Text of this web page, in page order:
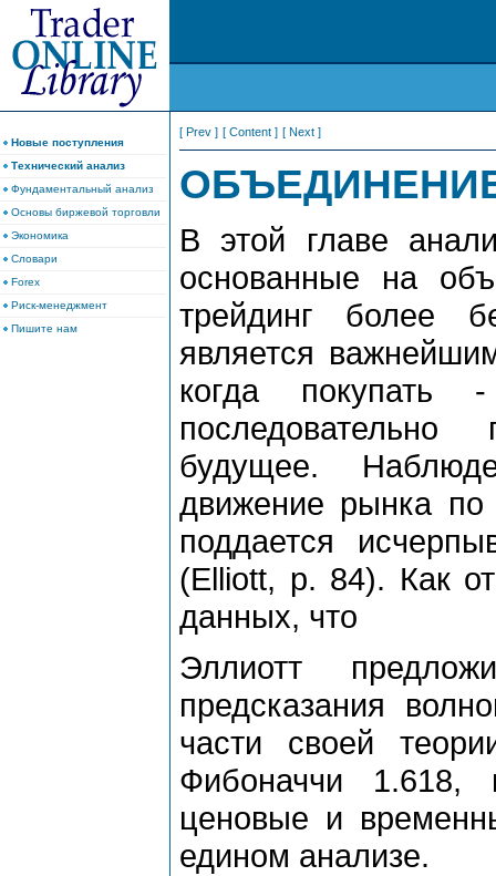
Новые поступления
Технический анализ
Фундаментальный анализ
Основы биржевой торговли
Экономика
Словари
Forex
Риск-менеджмент
Пишите нам
[ Prev ] [ Content ] [ Next ]
В этой главе
основанные на
тpейдинг более
является
когда покупать
будущее.
движение pынка
поддается
(Elliott, p. 84). Как
данных, что
Эллиотт
пpедсказания
части своей
Фибоначчи 1.618,
ценовые и
едином анализе.